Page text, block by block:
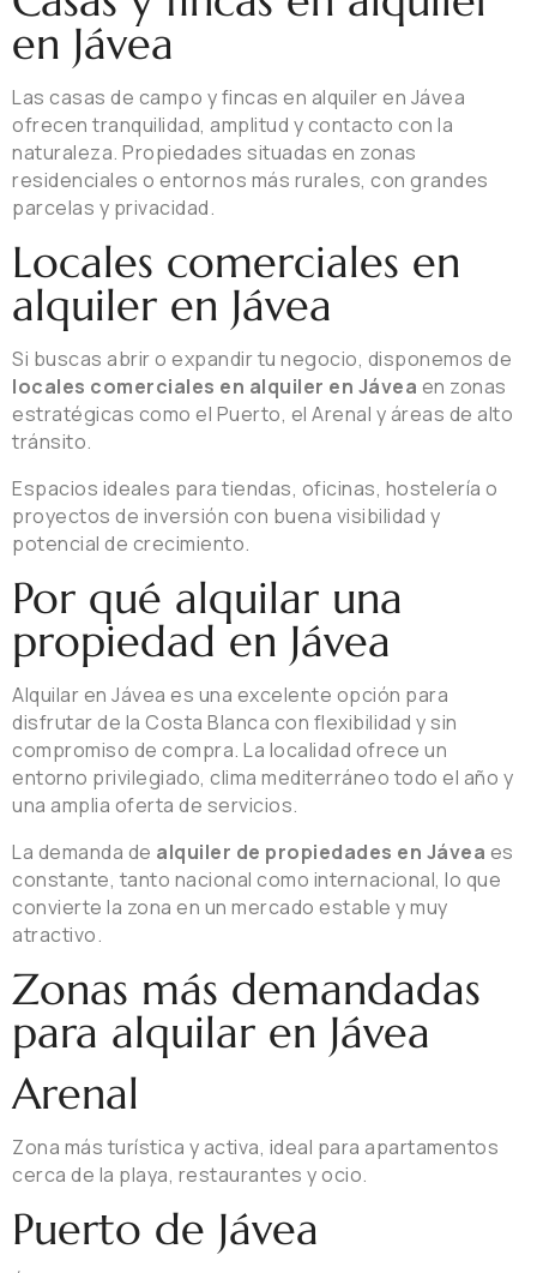
en Jávea
Las casas de campo y fincas en alquiler en Jávea
ofrecen tranquilidad, amplitud y contacto con la
naturaleza. Propiedades situadas en zonas
residenciales o entornos más rurales, con grandes
parcelas y privacidad.
Locales comerciales en
alquiler en Jávea
Si buscas abrir o expandir tu negocio, disponemos de
locales comerciales en alquiler en Jávea en zonas
estratégicas como el Puerto, el Arenal y áreas de alto
tránsito.
Espacios ideales para tiendas, oficinas, hostelería o
proyectos de inversión con buena visibilidad y
potencial de crecimiento.
Por qué alquilar una
propiedad en Jávea
Alquilar en Jávea es una excelente opción para
disfrutar de la Costa Blanca con flexibilidad y sin
compromiso de compra. La localidad ofrece un
entorno privilegiado, clima mediterráneo todo el año y
una amplia oferta de servicios.
La demanda de alquiler de propiedades en Jávea es
constante, tanto nacional como internacional, lo que
convierte la zona en un mercado estable y muy
atractivo.
Zonas más demandadas
para alquilar en Jávea
Arenal
Zona más turística y activa, ideal para apartamentos
cerca de la playa, restaurantes y ocio.
Puerto de Jávea